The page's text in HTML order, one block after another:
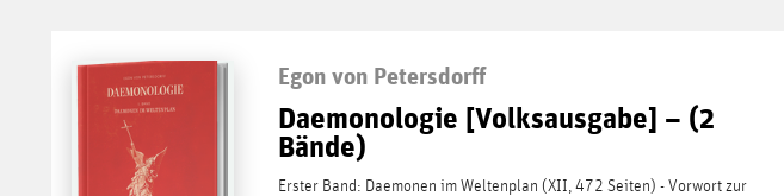
Egon von Petersdorff
Daemonologie [Volksausgabe] – (2
Bände)
Erster Band: Daemonen im Weltenplan (XII, 472 Seiten) - Vorwort zur